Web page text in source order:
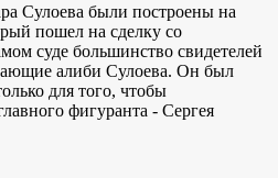
Сулоева были построены на
пошел на сделку со
суде большинство свидетелей
алиби Сулоева. Он был
для того, чтобы
фигуранта - Сергея